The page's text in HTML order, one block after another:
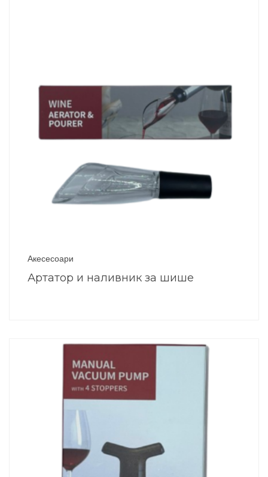
Акесесоари
Артатор и наливник за шише